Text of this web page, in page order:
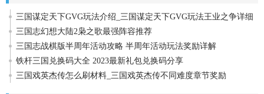
三国谋定天下GVG玩法介绍_三国谋定天下GVG玩法王业之争详细
介绍三国志幻想大陆2枭之歌最强阵容推荐
三国志战棋版半周年活动攻略 半周年活动玩法奖励详解
铁杆三国兑换码大全 2023最新礼包兑换码分享
三国戏英杰传怎么刷材料_三国戏英杰传不同难度章节奖励